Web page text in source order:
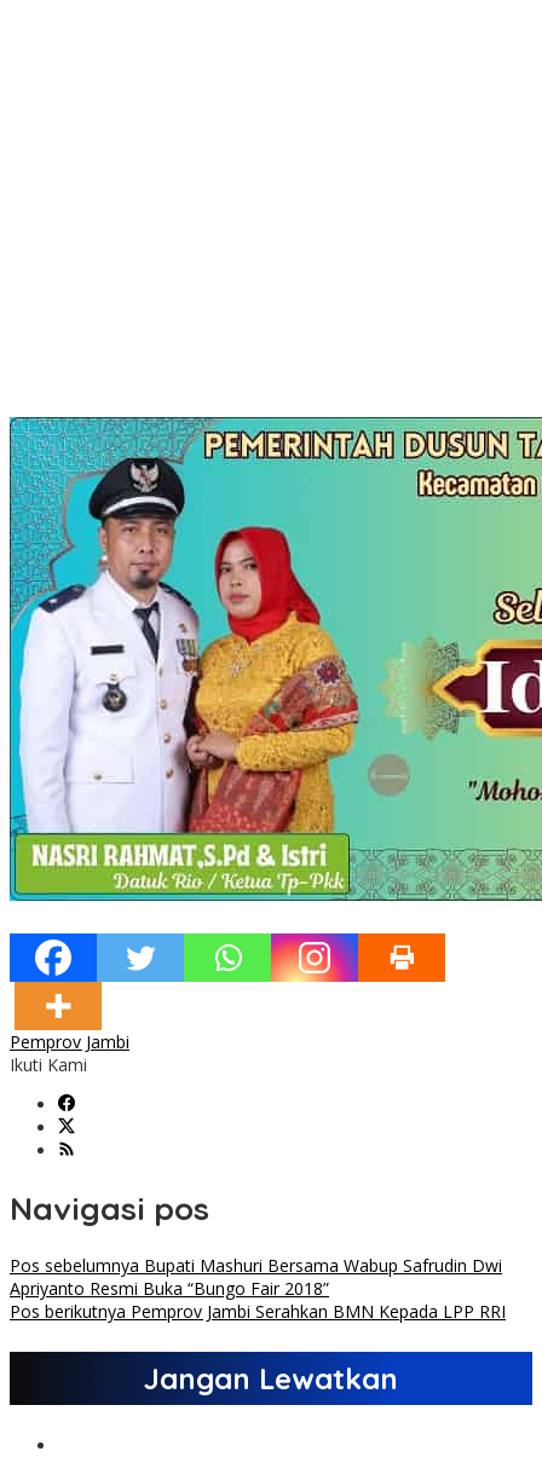
Pemprov Jambi
Ikuti Kami
Navigasi pos
Pos sebelumnya Bupati Mashuri Bersama Wabup Safrudin Dwi
Apriyanto Resmi Buka “Bungo Fair 2018”
Pos berikutnya Pemprov Jambi Serahkan BMN Kepada LPP RRI
Jangan Lewatkan